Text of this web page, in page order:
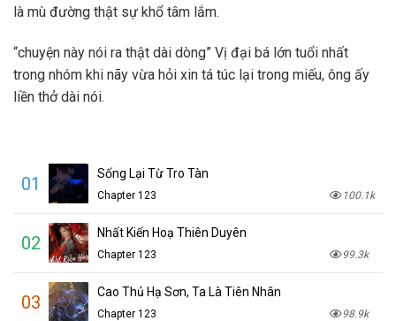
là mù đường thật sự khổ tâm lắm.
“chuyện này nói ra thật dài dòng” Vị đại bá lớn tuổi nhất
trong nhóm khi nãy vừa hỏi xin tá túc lại trong miếu, ông ấy
liền thở dài nói.
01 Sống Lại Từ Tro Tàn
Chapter 123 100.1k
02 Nhất Kiến Hoạ Thiên Duyên
Chapter 123 99.3k
03 Cao Thủ Hạ Sơn, Ta Là Tiên Nhân
Chapter 123 98.9k